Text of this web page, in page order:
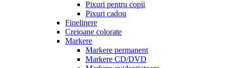
Pixuri pentru copii
Pixuri cadou
Finelinere
Creioane colorate
Markere
Markere permanent
Markere CD/DVD